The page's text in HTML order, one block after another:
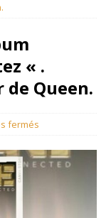
« .
de Queen.
fermés